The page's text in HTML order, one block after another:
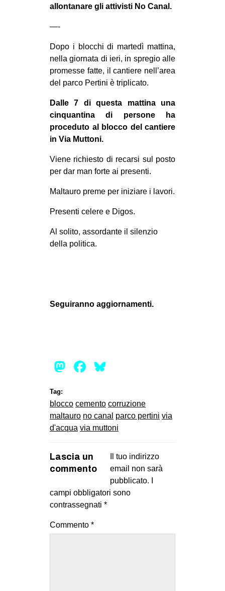
DIRITTO ALL’ABITARE
PRECARIATO
REPRESSIONE
CULTURE
ARTE
MANIFESTI
RECENSIONI
INTERNAZIONALE
AFRICA
MEDIO ORIENTE
tw
bsky
ms
SEARCH
allontanare gli attivisti No Canal.
—-
Dopo i blocchi di martedì mattina,
nella giornata di ieri, in spregio alle
promesse fatte, il cantiere nell’area
del parco Pertini è triplicato.
Dalle 7 di questa mattina una
cinquantina di persone ha
proceduto al blocco del cantiere
in Via Muttoni.
Viene richiesto di recarsi sul posto
per dar man forte ai presenti.
Maltauro preme per iniziare i lavori.
Presenti celere e Digos.
Al solito, assordante il silenzio
della politica.
Seguiranno aggiornamenti.
Mastodon
Facebook
Tag:
blocco cemento corruzione
maltauro no canal parco pertini via
d'acqua via muttoni
Lascia un
commento
Il tuo indirizzo
email non sarà
pubblicato.
campi obbligatori sono
contrassegnati *
Commento *